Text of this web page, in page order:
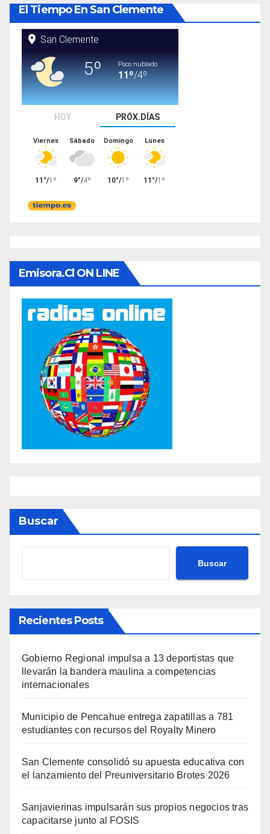
El Tiempo En San Clemente
Emisora.cl ON LINE
Buscar
Buscar
Recientes Posts
Gobierno Regional impulsa a 13 deportistas que
llevarán la bandera maulina a competencias
internacionales
Municipio de Pencahue entrega zapatillas a 781
estudiantes con recursos del Royalty Minero
San Clemente consolidó su apuesta educativa con
el lanzamiento del Preuniversitario Brotes 2026
Sanjavierinas impulsarán sus propios negocios tras
capacitarse junto al FOSIS